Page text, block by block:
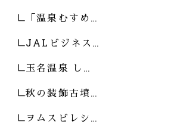
「温泉むすめ…
JALビジネス…
玉名温泉 し…
秋の装飾古墳…
ヲムスビレシ…